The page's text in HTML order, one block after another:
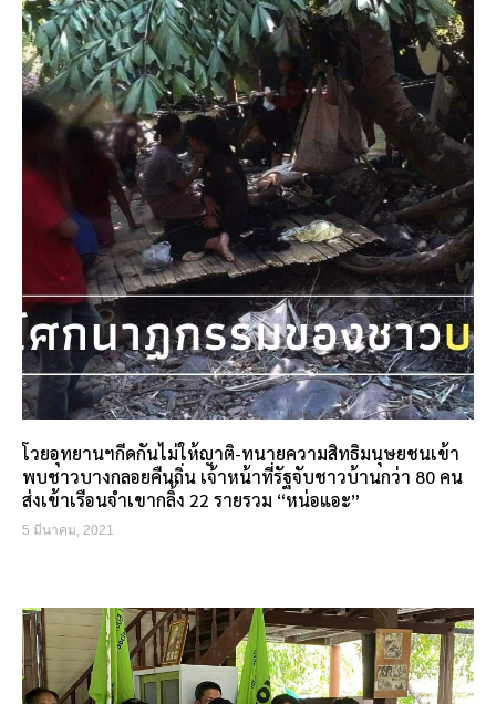
โวยอุทยานฯกีดกันไม่ให้ญาติ-ทนายความสิทธิมนุษยชนเข้า
พบชาวบางกลอยคืนถิ่น เจ้าหน้าที่รัฐจับชาวบ้านกว่า 80 คน
ส่งเข้าเรือนจำเขากลิ้ง 22 รายรวม “หน่อแอะ”
5 มีนาคม, 2021